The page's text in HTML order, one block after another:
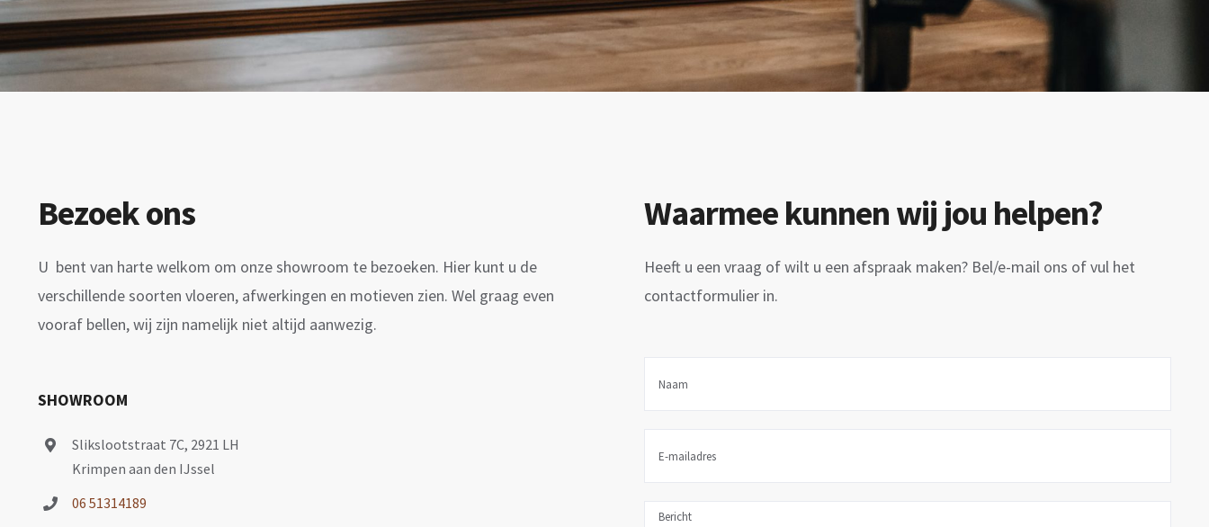
Bezoek ons
U bent van harte welkom om onze showroom te bezoeken. Hier kunt u de
verschillende soorten vloeren, afwerkingen en motieven zien. Wel graag even
vooraf bellen, wij zijn namelijk niet altijd aanwezig.
SHOWROOM
Slikslootstraat 7C, 2921 LH
Krimpen aan den IJssel
06 51314189
Waarmee kunnen wij jou helpen?
Heeft u een vraag of wilt u een afspraak maken? Bel/e-mail ons of vul het
contactformulier in.